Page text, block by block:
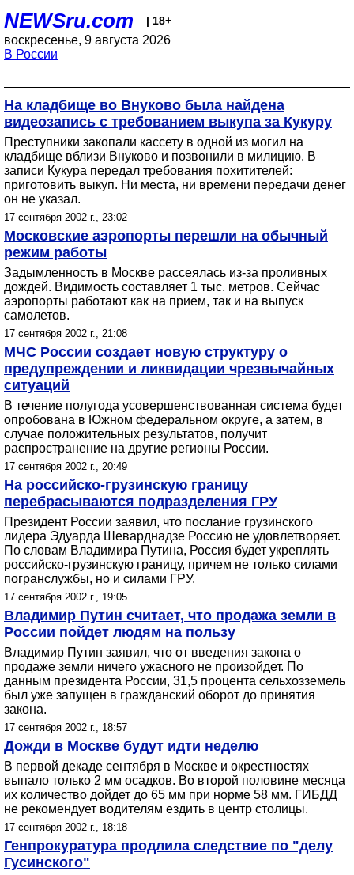
NEWSru.com | 18+
воскресенье, 9 августа 2026
В России
На кладбище во Внуково была найдена
видеозапись с требованием выкупа за Кукуру
Преступники закопали кассету в одной из могил на
кладбище вблизи Внуково и позвонили в милицию. В
записи Кукура передал требования похитителей:
приготовить выкуп. Ни места, ни времени передачи денег
он не указал.
17 сентября 2002 г., 23:02
Московские аэропорты перешли на обычный
режим работы
Задымленность в Москве рассеялась из-за проливных
дождей. Видимость составляет 1 тыс. метров. Сейчас
аэропорты работают как на прием, так и на выпуск
самолетов.
17 сентября 2002 г., 21:08
МЧС России создает новую структуру о
предупреждении и ликвидации чрезвычайных
ситуаций
В течение полугода усовершенствованная система будет
опробована в Южном федеральном округе, а затем, в
случае положительных результатов, получит
распространение на другие регионы России.
17 сентября 2002 г., 20:49
На российско-грузинскую границу
перебрасываются подразделения ГРУ
Президент России заявил, что послание грузинского
лидера Эдуарда Шеварднадзе Россию не удовлетворяет.
По словам Владимира Путина, Россия будет укреплять
российско-грузинскую границу, причем не только силами
погранслужбы, но и силами ГРУ.
17 сентября 2002 г., 19:05
Владимир Путин считает, что продажа земли в
России пойдет людям на пользу
Владимир Путин заявил, что от введения закона о
продаже земли ничего ужасного не произойдет. По
данным президента России, 31,5 процента сельхозземель
был уже запущен в гражданский оборот до принятия
закона.
17 сентября 2002 г., 18:57
Дожди в Москве будут идти неделю
В первой декаде сентября в Москве и окрестностях
выпало только 2 мм осадков. Во второй половине месяца
их количество дойдет до 65 мм при норме 58 мм. ГИБДД
не рекомендует водителям ездить в центр столицы.
17 сентября 2002 г., 18:18
Генпрокуратура продлила следствие по "делу
Гусинского"